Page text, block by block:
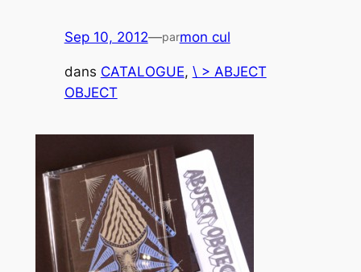
Sep 10, 2012—parmon cul
dans CATALOGUE, \ > ABJECT
OBJECT